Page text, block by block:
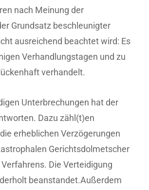
nach Meinung der
Grundsatz beschleunigter
ausreichend beachtet wird: Es
Verhandlungstagen und zu
verhandelt.
Unterbrechungen hat der
Dazu zähl(t)en
erheblichen Verzögerungen
Gerichtsdolmetscher
Die Verteidigung
beanstandet.Außerdem